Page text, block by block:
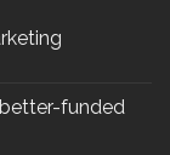
funded